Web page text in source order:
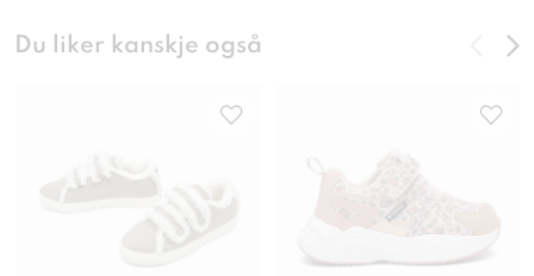
Du liker kanskje også